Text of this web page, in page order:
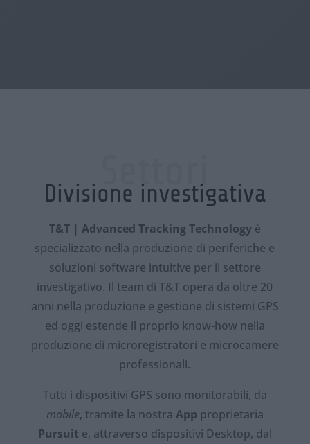
Divisione investigativa
T&T | Advanced Tracking Technologyè
specializzato nella produzione di periferiche e
soluzioni software intuitive per il settore
investigativo. Il team di T&T opera da oltre 20
anni nella produzione e gestione di sistemi GPS
ed oggi estende il proprio know-how nella
produzione di microregistratori e microcamere
professionali.
Tutti i dispositivi GPS sono monitorabili, da
mobile, tramite la nostra App proprietaria
Pursuit e, attraverso dispositivi Desktop, dal